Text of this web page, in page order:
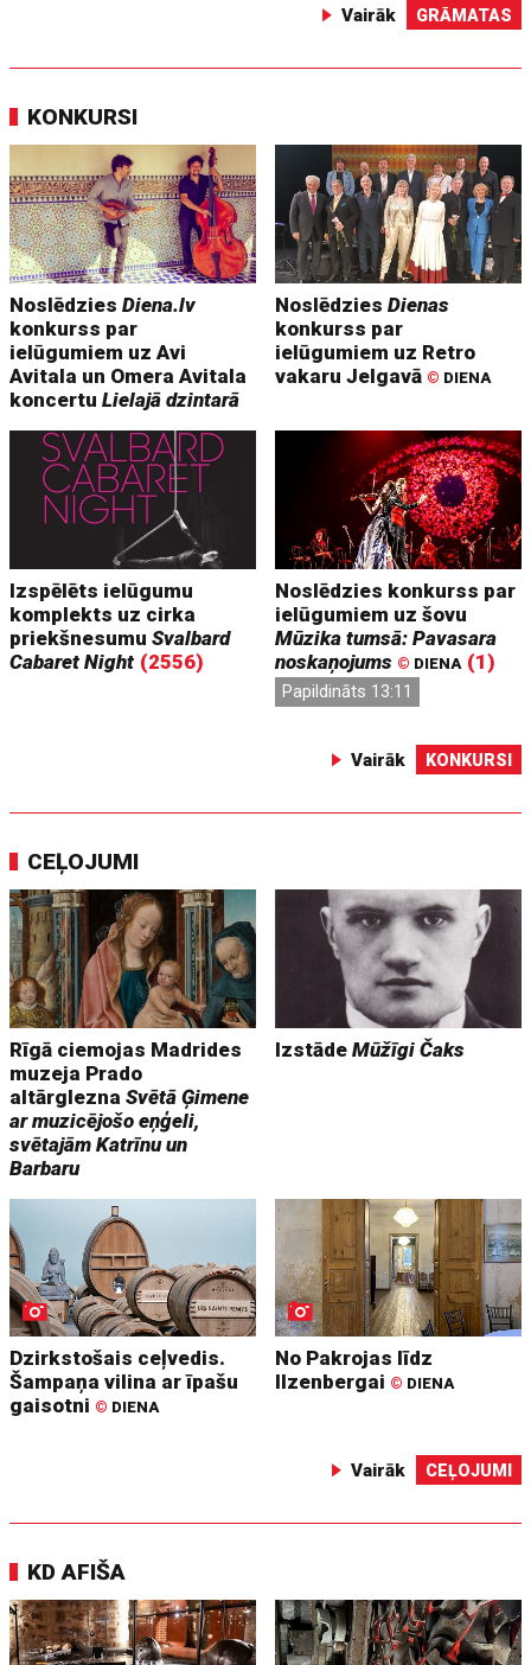
Vairāk GRĀMATAS
KONKURSI
NoslēdziesDiena.lv
konkurss par
ielūgumiem uz Avi
Avitala un Omera Avitala
koncertuLielajā dzintarā
NoslēdziesDienas
konkurss par
ielūgumiem uz Retro
vakaru Jelgavā © DIENA
Izspēlēts ielūgumu
komplekts uz cirka
priekšnesumuSvalbard
Cabaret Night (2556)
Noslēdzies konkurss par
ielūgumiem uz šovu
Mūzika tumsā: Pavasara
noskaņojums © DIENA (1)
Papildināts 13:11
Vairāk KONKURSI
CEĻOJUMI
Rīgā ciemojas Madrides
muzeja Prado
altārgleznaSvētā Ģimene
ar muzicējošo eņģeli,
svētajām Katrīnu un
Barbaru
IzstādeMūžīgi Čaks
Dzirkstošais ceļvedis.
Šampaņa vilina ar īpašu
gaisotni © DIENA
No Pakrojas līdz
Ilzenbergai © DIENA
Vairāk CEĻOJUMI
KD AFIŠA